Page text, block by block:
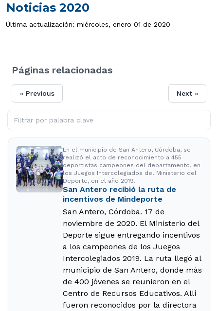
Noticias 2020
Última actualización: miércoles, enero 01 de 2020
Páginas relacionadas
« Previous Next »
En el municipio de San Antero, Córdoba, se
realizó el acto de reconocimiento a 455
deportistas campeones del departamento, en
los Juegos Intercolegiados del Ministerio del
Deporte, en el año 2019.
San Antero recibió la ruta de
incentivos de Mindeporte
San Antero, Córdoba. 17 de
noviembre de 2020. El Ministerio del
Deporte sigue entregando incentivos
a los campeones de los Juegos
Intercolegiados 2019. La ruta llegó al
municipio de San Antero, donde más
de 400 jóvenes se reunieron en el
Centro de Recursos Educativos. Allí
fueron reconocidos por la directora